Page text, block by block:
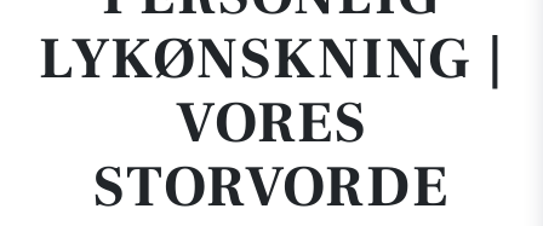
LYKØNSKNING |
VORES
STORVORDE